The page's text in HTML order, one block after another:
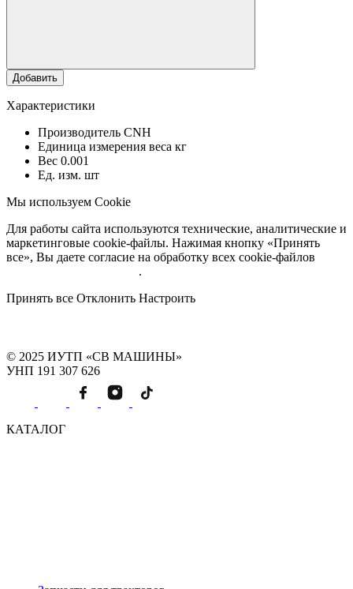
Добавить
Характеристики
Производитель CNH
Единица измерения веса кг
Вес 0.001
Ед. изм. шт
Мы используем Cookie
Для работы сайта используются технические, аналитические и
маркетинговые cookie-файлы. Нажимая кнопку «Принять
все», Вы даете согласие на обработку всех cookie-файлов
.
Принять все Отклонить Настроить
© 2025 ИУТП «СВ МАШИНЫ»
УНП 191 307 626
КАТАЛОГ